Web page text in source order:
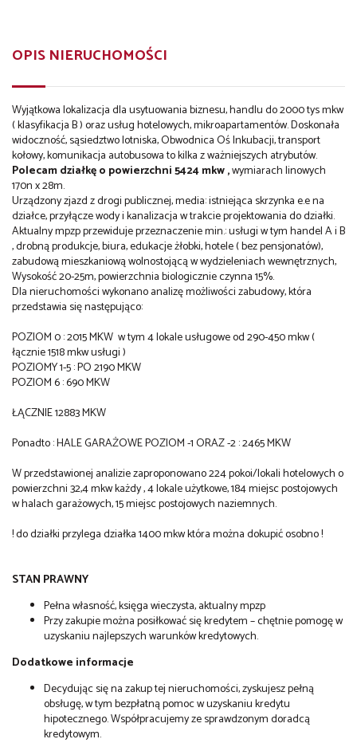
OPIS NIERUCHOMOŚCI
Wyjątkowa lokalizacja dla usytuowania biznesu, handlu do 2000 tys mkw
( klasyfikacja B ) oraz usług hotelowych, mikroapartamentów. Doskonała
widoczność, sąsiedztwo lotniska, Obwodnica Oś Inkubacji, transport
kołowy, komunikacja autobusowa to kilka z ważniejszych atrybutów.
Polecam działkę o powierzchni 5424 mkw ,wymiarach linowych
170n x 28m.
Urządzony zjazd z drogi publicznej, media: istniejąca skrzynka e.e na
działce, przyłącze wody i kanalizacja w trakcie projektowania do działki.
Aktualny mpzp przewiduje przeznaczenie min.: usługi w tym handel A i B
, drobną produkcje, biura, edukacje żłobki, hotele ( bez pensjonatów),
zabudową mieszkaniową wolnostojącą w wydzieleniach wewnętrznych,
Wysokość 20-25m, powierzchnia biologicznie czynna 15%.
Dla nieruchomości wykonano analizę możliwości zabudowy, która
przedstawia się następująco:
POZIOM 0 : 2015 MKW w tym 4 lokale usługowe od 290-450 mkw (
łącznie 1518 mkw usługi )
POZIOMY 1-5 : PO 2190 MKW
POZIOM 6 : 690 MKW
ŁĄCZNIE 12883 MKW
Ponadto : HALE GARAŻOWE POZIOM -1 ORAZ -2 : 2465 MKW
W przedstawionej analizie zaproponowano 224 pokoi/lokali hotelowych o
powierzchni 32,4 mkw każdy , 4 lokale użytkowe, 184 miejsc postojowych
w halach garażowych, 15 miejsc postojowych naziemnych.
! do działki przylega działka 1400 mkw która można dokupić osobno !
STAN PRAWNY
Pełna własność, księga wieczysta, aktualny mpzp
Przy zakupie można posiłkować się kredytem – chętnie pomogę w
uzyskaniu najlepszych warunków kredytowych.
Dodatkowe informacje
Decydując się na zakup tej nieruchomości, zyskujesz pełną
obsługę, w tym bezpłatną pomoc w uzyskaniu kredytu
hipotecznego. Współpracujemy ze sprawdzonym doradcą
kredytowym.